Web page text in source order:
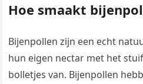
Hoe smaakt
Bijenpollen zijn een echt
hun eigen nectar met het
bolletjes van. Bijenpollen